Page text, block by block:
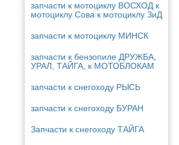
запчасти к мотоциклу ВОСХОД к
мотоциклу Сова к мотоциклу ЗиД
запчасти к мотоциклу МИНСК
запчасти к бензопиле ДРУЖБА,
УРАЛ, ТАЙГА, к МОТОБЛОКАМ
запчасти к снегоходу РЫСЬ
запчасти к снегоходу БУРАН
Запчасти к снегоходу ТАЙГА